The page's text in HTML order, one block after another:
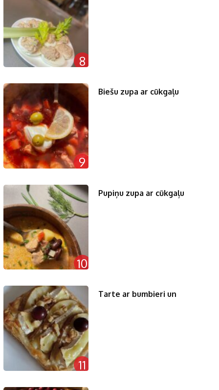
8
9
Biešu zupa ar cūkgaļu
10
Pupiņu zupa ar cūkgaļu
11
Tarte ar bumbieri un